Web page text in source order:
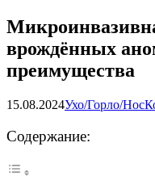
врождённых
преимущества
15.08.2024Ухо/Горло/Нос
Содержание: